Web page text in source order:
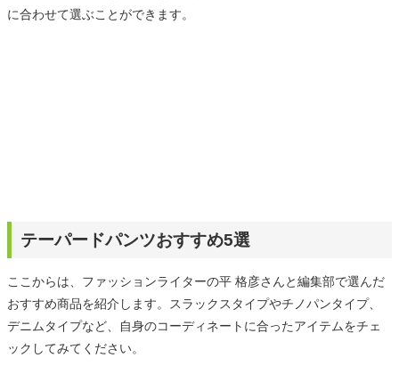
に合わせて選ぶことができます。
テーパードパンツおすすめ5選
ここからは、ファッションライターの平 格彦さんと編集部で選んだ
おすすめ商品を紹介します。スラックスタイプやチノパンタイプ、
デニムタイプなど、自身のコーディネートに合ったアイテムをチェ
ックしてみてください。